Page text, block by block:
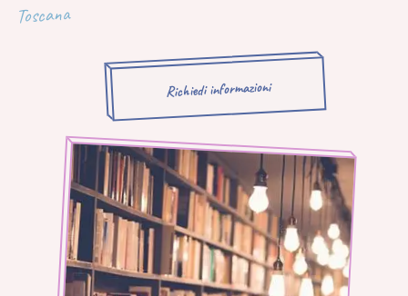
Toscana
Richiedi informazioni